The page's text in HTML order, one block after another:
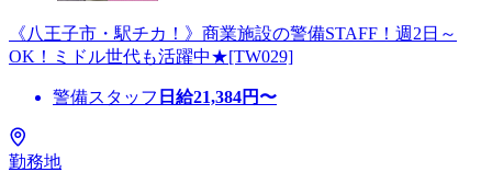
《八王子市・駅チカ！》商業施設の警備STAFF！週2日～
OK！ミドル世代も活躍中★[TW029]
警備スタッフ 日給21,384円〜
勤務地